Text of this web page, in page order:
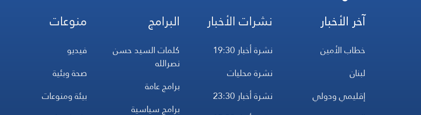
آخر الأخبار
خطاب الأمين
لبنان
إقليمي ودولي
نشرات الأخبار
نشرة أخبار 19:30
نشرة محليات
نشرة أخبار 23:30
البرامج
كلمات السيد حسن
نصرالله
برامج عامة
برامج سياسية
منوعات
فيديو
صحة وبئية
بيئة ومنوعات